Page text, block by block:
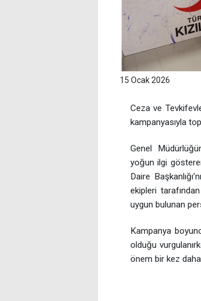
15 Ocak 2026
Ceza ve
kampanyasıyla
Genel
yoğun ilgi
Daire
ekipleri
uygun bulunan
Kampanya
olduğu
önem bir kez